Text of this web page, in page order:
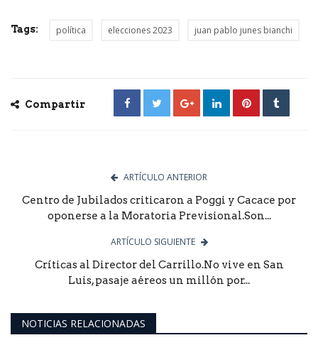
Tags: política elecciones 2023 juan pablo junes bianchi
Compartir
ARTÍCULO ANTERIOR
Centro de Jubilados criticaron a Poggi y Cacace por
oponerse a la Moratoria Previsional.Son...
ARTÍCULO SIGUIENTE
Críticas al Director del Carrillo.No vive en San
Luis, pasaje aéreos un millón por...
NOTICIAS RELACIONADAS